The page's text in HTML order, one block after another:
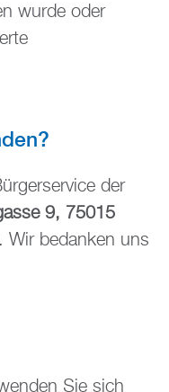
wurde oder
der
9, 75015
Wir bedanken uns
Sie sich